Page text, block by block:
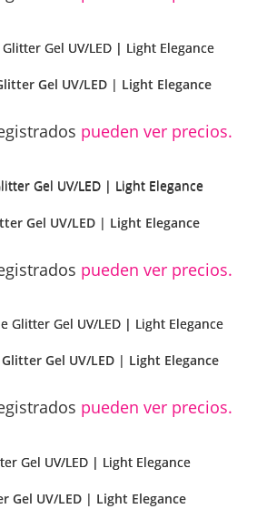
Gel UV/LED | Light Elegance
pueden ver precios.
Gel UV/LED | Light Elegance
pueden ver precios.
Gel UV/LED | Light Elegance
pueden ver precios.
Gel UV/LED | Light Elegance